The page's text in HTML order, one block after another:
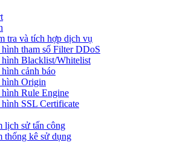
tra và tích hợp dịch vụ
hình tham số Filter DDoS
hình Blacklist/Whitelist
cảnh báo
hình Origin
hình Rule Engine
hình SSL Certificate
lịch sử tấn công
thống kê sử dụng